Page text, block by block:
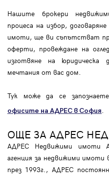
Нашите брокери
процеса на избор,
имоти, ще ви съпътстват
оферти, провеждане на
изготвяне на юридическа
мечтания от вас дом.
Тук може да се
офисите на АДРЕС в София.
ОЩЕ ЗА АДРЕС
АДРЕС Недвижими имоти
агенция за недвижими имоти
през 1993г., АДРЕС